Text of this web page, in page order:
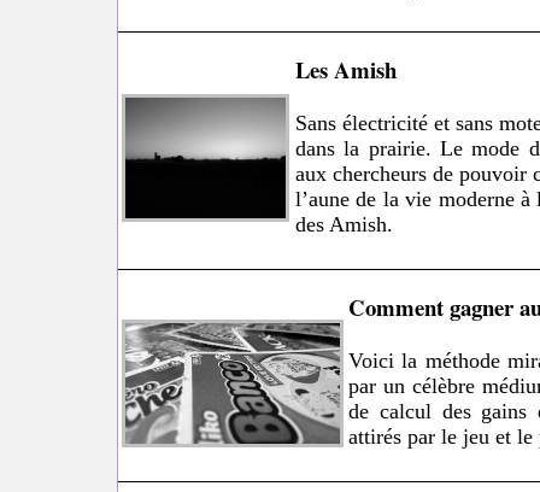
Les Amish
Sans électricité et sans
dans la prairie. Le mode
aux chercheurs de pouvoir
l’aune de la vie moderne
des Amish.
Comment gagner
Voici la méthode
par un célèbre
de calcul des gains
attirés par le jeu et le